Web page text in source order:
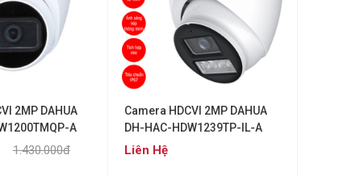
2MP DAHUA
A
1.430.000đ
Camera HDCVI 2MP DAHUA
DH-HAC-HDW1239TP-IL-A
Liên Hệ